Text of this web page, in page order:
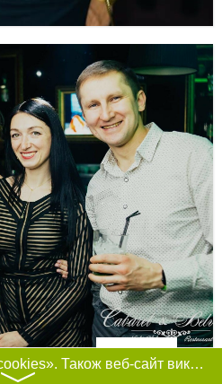
Фільтри
Цей сайт використовує «cookies». Також веб-сайт використовує інтернет-сервіс для збору технічних даних стосовно відвідувачів з метою отримання маркетингової та статистичної інформації. Умови обробки даних відвідувачів сайту див.
〉